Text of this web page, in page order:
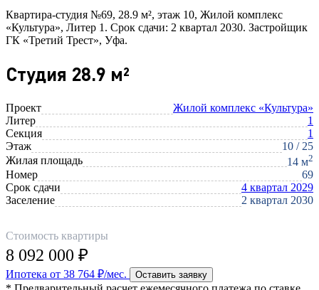
Квартира-студия №69, 28.9 м², этаж 10, Жилой комплекс
«Культура», Литер 1. Срок сдачи: 2 квартал 2030. Застройщик
ГК «Третий Трест», Уфа.
Студия 28.9 м²
Проект
Жилой комплекс «Культура»
Литер
1
Секция
1
Этаж
10 / 25
Жилая площадь
14 м2
Номер
69
Срок сдачи
4 квартал 2029
Заселение
2 квартал 2030
Стоимость квартиры
8 092 000 ₽
Ипотека от 38 764 ₽/мес. Оставить заявку